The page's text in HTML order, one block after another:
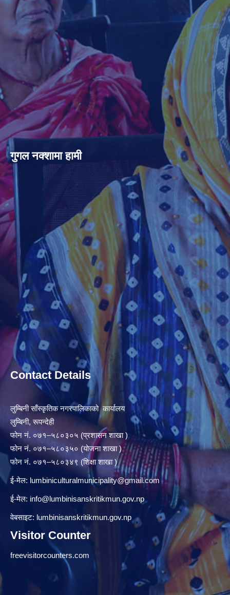
गुगल नक्शामा हामी
Contact Details
लुम्बिनी साँस्कृतिक नगरपालिकाको कार्यालय
लुम्बिनी, रूपन्देही
फोन नं. ०७१–५८०३०५ (प्रशासन शाखा )
फोन नं. ०७१–५८०३५० (योजना शाखा )
फोन नं. ०७१–५८०३४९ (शिक्षा शाखा )
ई-मेल: lumbiniculturalmunicipality@gmail.com
ई-मेल: info@lumbinisanskritikmun.gov.np
वेबसाइट: lumbinisanskritikmun.gov.np
Visitor Counter
freevisitorcounters.com